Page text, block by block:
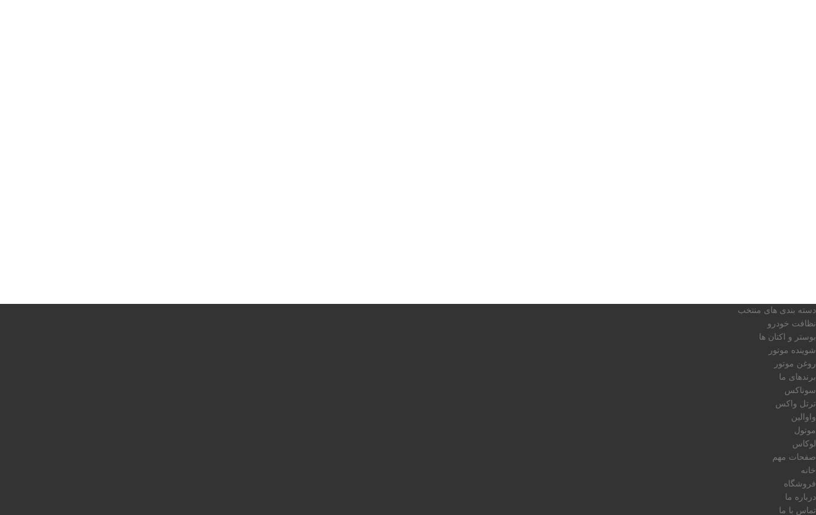
دسته بندی های منتخب
نظافت خودرو
بوستر و اکتان ها
شوینده موتور
روغن موتور
برندهای ما
سوناکس
ترتل واکس
واوالین
موتول
لوکاس
صفحات مهم
خانه
فروشگاه
درباره ما
تماس با ما